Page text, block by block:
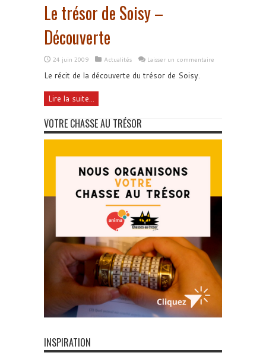
Le trésor de Soisy –
Découverte
24 juin 2009 Actualités Laisser un commentaire
Le récit de la découverte du trésor de Soisy.
Lire la suite...
VOTRE CHASSE AU TRÉSOR
INSPIRATION